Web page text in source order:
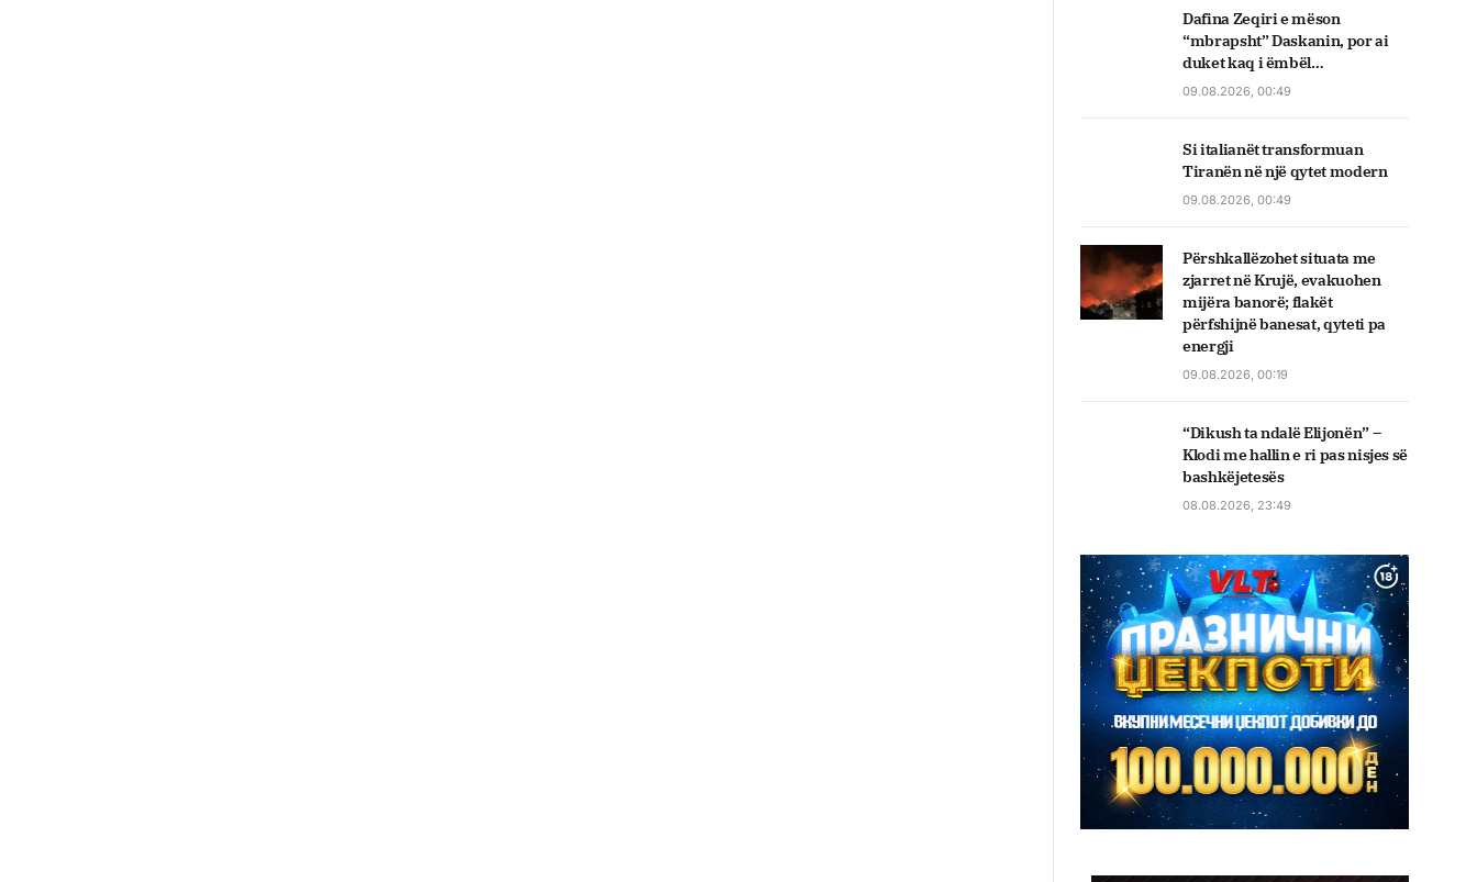
Dafina Zeqiri e mëson
“mbrapsht” Daskanin, por ai
duket kaq i ëmbël…
09.08.2026, 00:49
Si italianët transformuan
Tiranën në një qytet modern
09.08.2026, 00:49
Përshkallëzohet situata me
zjarret në Krujë, evakuohen
mijëra banorë; flakët
përfshijnë banesat, qyteti pa
energji
09.08.2026, 00:19
“Dikush ta ndalë Elijonën” –
Klodi me hallin e ri pas nisjes së
bashkëjetesës
08.08.2026, 23:49